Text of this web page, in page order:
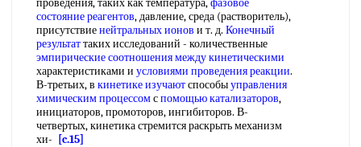
проведения, таких как температура,фазовое
состояние реагентов, давление, среда (растворитель),
присутствиенейтральных ионов и т. д. Конечный
результаттаких исследований - количественные
эмпирические соотношениямежду кинетическими
характеристиками и условиями проведения реакции.
В-третьих, в кинетике изучаютспособыуправления
химическим процессомспомощью катализаторов,
инициаторов, промоторов, ингибиторов. В-
четвертых, кинетика стремится раскрыть механизм
хи-
[c.15]